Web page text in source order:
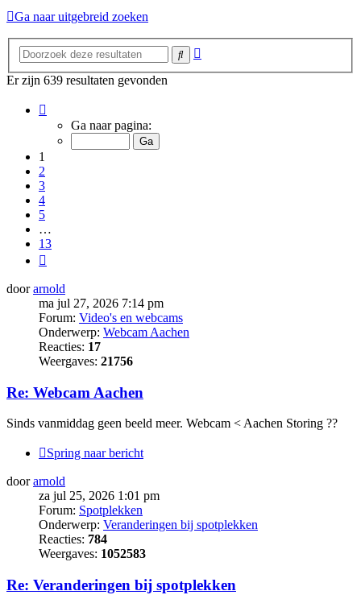
Ga naar uitgebreid zoeken
Zoek
Er zijn 639 resultaten gevonden
van
Ga naar pagina:
1
2
3
4
5
…
13
doorarnold
ma jul 27, 2026 7:14 pm
Forum: Video's en webcams
Onderwerp: Webcam Aachen
Reacties: 17
Weergaves: 21756
Re: Webcam Aachen
Sinds vanmiddag geen beeld meer. Webcam < Aachen Storing ??
Spring naar bericht
doorarnold
za jul 25, 2026 1:01 pm
Forum: Spotplekken
Onderwerp: Veranderingen bij spotplekken
Reacties: 784
Weergaves: 1052583
Re: Veranderingen bij spotplekken